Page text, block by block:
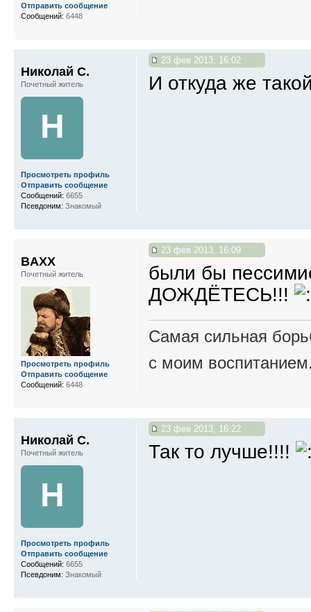
Отправить сообщение
Сообщений: 6448
23 фев 2013, 16:02
И откуда же
Николай С.
Почетный житель
Н
Просмотреть профиль
Отправить сообщение
Сообщений: 6655
Псевдоним: Знакомый
23 фев 2013, 16:09
были бы
ДОЖДЁТЕСЬ!!!
Самая сильная
с моим
BAXX
Почетный житель
Просмотреть профиль
Отправить сообщение
Сообщений: 6448
23 фев 2013, 16:22
Так то лучше!!!!
Николай С.
Почетный житель
Н
Просмотреть профиль
Отправить сообщение
Сообщений: 6655
Псевдоним: Знакомый